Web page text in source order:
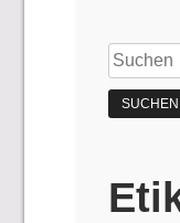
Suchen
nach: